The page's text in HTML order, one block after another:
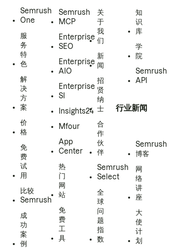
Semrush
One
服
务
特
色
解
决
方
案
价
格
免
费
试
用
比较
Semrush
成
功
案
例
Semrush
MCP
Enterprise
SEO
Enterprise
AIO
Enterprise
SI
Insights24
Mfour
App
Center
热
门
网
站
免
费
工
具
关
于
我
们
新
闻
招
贤
纳
士
合
作
伙
伴
Semrush
Select
全
球
问
题
指
数
知
识
库
学
院
Semrush
API
行业新闻
Semrush
博客
网
络
讲
座
大
使
计
划